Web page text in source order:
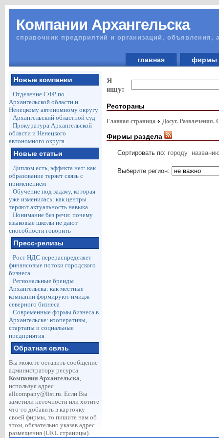
Компании Архангельска
справочник предприятий и организаций, объявления,
главная
Новые компании
Отделение СФР по
Архангельской области и
Ненецкому автономному округу
Архангельский областной суд
Прокуратура Архангельской
области и Ненецкого
автономного округа
Новые статьи
Диплом есть, эффекта нет: как
образование теряет связь с
применением
Обучение под задачу, которая
уже изменилась: как центры
теряют актуальность навыка
Понимание без речи: почему
языковые школы не дают
способности говорить
Пресс-релизы
Рост НДС перераспределяет
финансовые потоки городского
бизнеса
Региональные бренды
Архангельска: как местные
компании формируют имидж
северного бизнеса
Современные формы бизнеса в
Архангельске: кооперативы,
стартапы и социальные
предприятия
Обратная связь
Вы можете оставить сообщение
администратору ресурса
Компании Архангельска,
используя адрес
allcompany@list.ru. Если Вы
заметили неточности или хотите
что-то добавить в карточку
своей фирмы, то пишите нам об
этом, обязательно указав адрес
размещения (URL страницы).
Я
ищу:
Рестораны
Главная страница Досуг. Развлечения.
Фирмы раздела
Сортировать по: городу
Выберите регион: